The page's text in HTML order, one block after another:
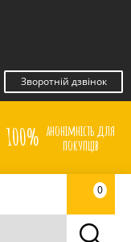
Зворотній дзвінок
100% анонімність для
покупців
0